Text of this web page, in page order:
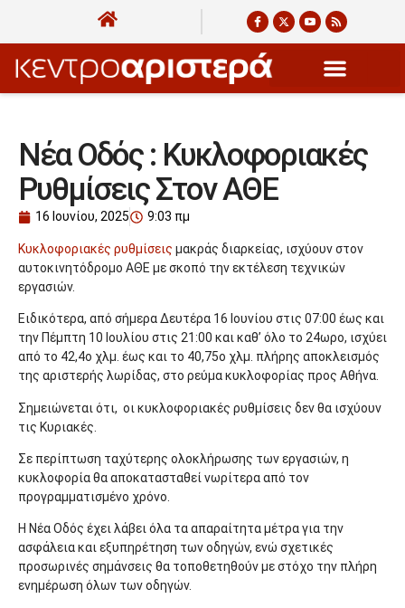
Νέα Οδός : Κυκλοφοριακές
Ρυθμίσεις Στον ΑΘΕ
16 Ιουνίου, 2025 9:03 πμ
Κυκλοφοριακές ρυθμίσεις μακράς διαρκείας, ισχύουν στον
αυτοκινητόδρομο ΑΘΕ με σκοπό την εκτέλεση τεχνικών
εργασιών.
Ειδικότερα, από σήμερα Δευτέρα 16 Ιουνίου στις 07:00 έως και
την Πέμπτη 10 Ιουλίου στις 21:00 και καθ’ όλο το 24ωρο, ισχύει
από το 42,4ο χλμ. έως και το 40,75ο χλμ. πλήρης αποκλεισμός
της αριστερής λωρίδας, στο ρεύμα κυκλοφορίας προς Αθήνα.
Σημειώνεται ότι, οι κυκλοφοριακές ρυθμίσεις δεν θα ισχύουν
τις Κυριακές.
Σε περίπτωση ταχύτερης ολοκλήρωσης των εργασιών, η
κυκλοφορία θα αποκατασταθεί νωρίτερα από τον
προγραμματισμένο χρόνο.
Η Νέα Οδός έχει λάβει όλα τα απαραίτητα μέτρα για την
ασφάλεια και εξυπηρέτηση των οδηγών, ενώ σχετικές
προσωρινές σημάνσεις θα τοποθετηθούν με στόχο την πλήρη
ενημέρωση όλων των οδηγών.